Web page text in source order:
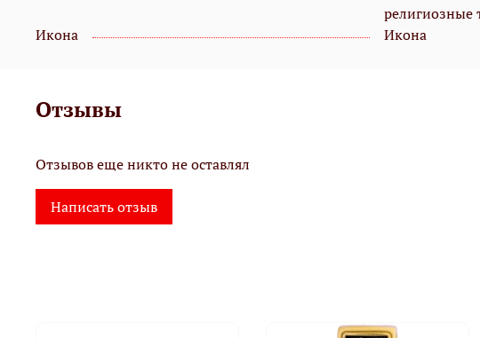
Икона
религиозные
Икона
Отзывы
Отзывов еще никто не оставлял
Написать отзыв